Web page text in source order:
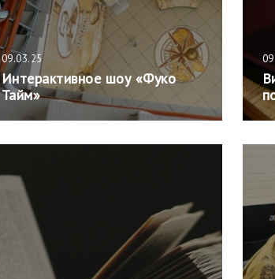
09.03.25
Интерактивное шоу «Фуко
Тайм»